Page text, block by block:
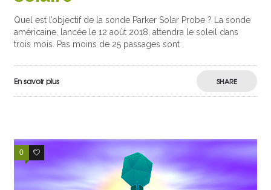
Quel est l’objectif de la sonde Parker Solar Probe ? La sonde
américaine, lancée le 12 août 2018, attendra le soleil dans
trois mois. Pas moins de 25 passages sont
En savoir plus SHARE
0 0